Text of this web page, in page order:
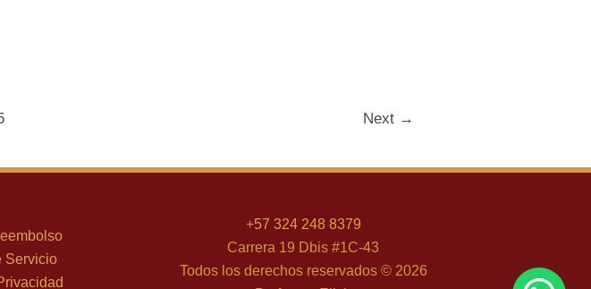
Next →
Servicio
+57 324 248 8379
Carrera 19 Dbis #1C-43
Todos los derechos reservados © 2026